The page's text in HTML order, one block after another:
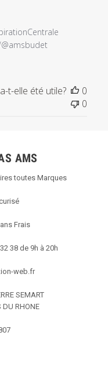
t-elle été utile?
0
0
AMS
toutes Marques
Frais
38 de 9h à 20h
web.fr
SEMART
DU RHONE